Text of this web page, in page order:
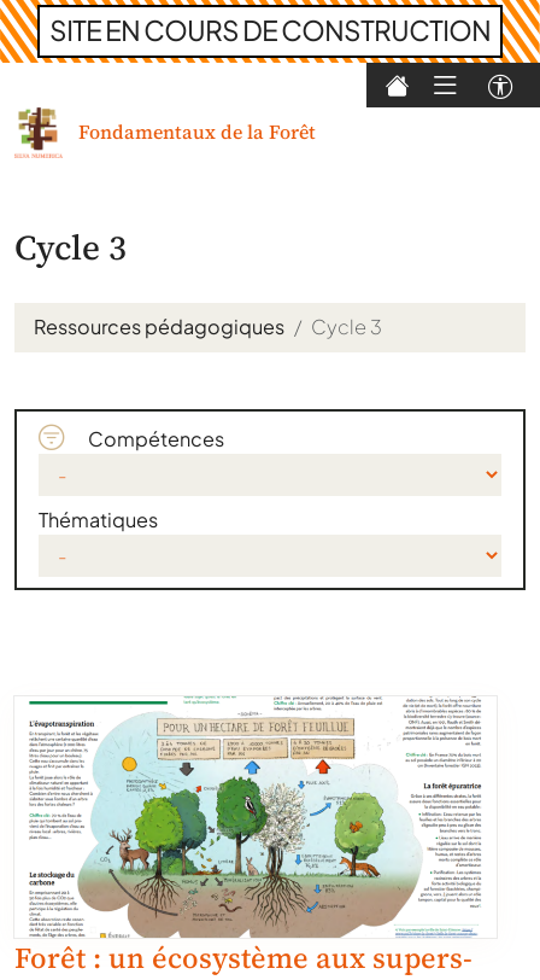
SITE EN COURS DE CONSTRUCTION
to
contentFondamentaux de la Forêt
Cycle 3
Ressources pédagogiques Cycle 3
Compétences
Thématiques
Forêt : un écosystème aux supers-